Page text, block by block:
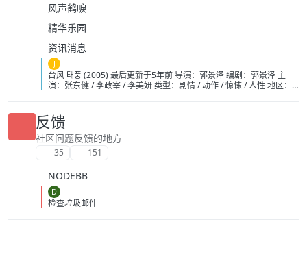
风声鹤唳
精华乐园
资讯消息
J
台风 태풍 (2005) 最后更新于5年前 导演：郭景泽 编剧：郭景泽 主
演：张东健 / 李政宰 / 李美妍 类型：剧情 / 动作 / 惊悚 / 人性 地区：
1459人评分 IMDb 烂番茄 25% 4.5/10 32人评分 影评人 47%
3.2/5 176人评分 观众 电影简介 × 在台湾基隆港东北220公里处的海
面上，一艘装载着核卫星导航装置的舰艇离奇失踪，经过调查确定他
被一个名叫信（张东健饰）为首的海盗团伙夺取。在1983 年，年幼
的信跟随全家人从北朝鲜逃往韩国寻求政治庇护，却被韩国政府拒之
害。姐弟二人自此失去了联系，后来信成为海盗，对韩国的仇恨与日
俱增，最终引发了现在的挟制核舰艇事件。 多年来信一直在寻找姐姐
的下落，韩国防部查明底细后，派出海军高级军官姜世宗（李政宰
饰）展开追捕行动。通过线报姜世宗探得明珠现在俄罗斯境内，在接
反馈
社区问题反馈的地方
35 151
NODEBB
D
检查垃圾邮件